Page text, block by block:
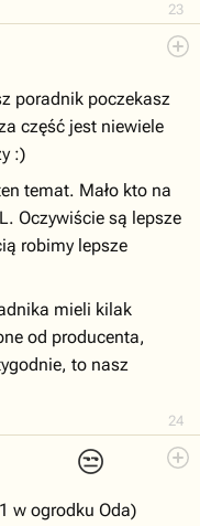
23
24
poradnik poczekasz
część jest niewiele
:)
temat. Mało kto na
Oczywiście są lepsze
robimy lepsze
mieli kilak
od producenta,
to nasz
😒
w ogrodku Oda)